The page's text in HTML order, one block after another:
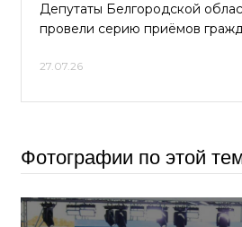
Депутаты Белгородской
провели серию приёмов
27.07.26
Фотографии по этой